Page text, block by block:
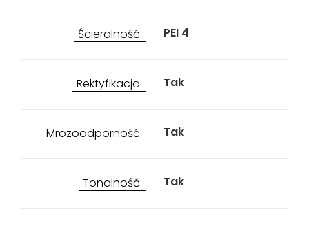
Ścieralność: PEI 4
Rektyfikacja: Tak
Mrozoodporność: Tak
Tonalność: Tak